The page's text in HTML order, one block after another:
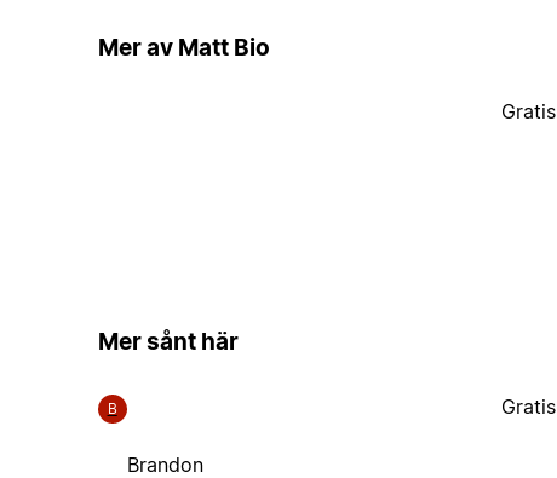
Mer av Matt Bio
Gratis
Mer sånt här
B
Brandon
Gratis